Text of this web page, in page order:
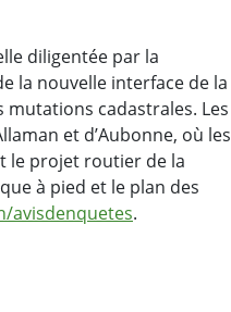
diligentée par la
la nouvelle interface de la
mutations cadastrales. Les
et d’Aubonne, où les
le projet routier de la
à pied et le plan des
avisdenquetes.